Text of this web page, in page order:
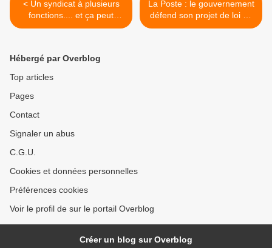
< Un syndicat à plusieurs
fonctions.... et ça peut
servir tous les jours ! -
La Poste : le gouvernement
défend son projet de loi au
Sénat - 031109 >
Hébergé par Overblog
Top articles
Pages
Contact
Signaler un abus
C.G.U.
Cookies et données personnelles
Préférences cookies
Voir le profil de sur le portail Overblog
Créer un blog sur Overblog